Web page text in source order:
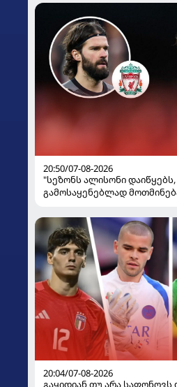
20:50/07-08-2026
"სეზონს ალისონი
გამოსაყენებლად
ყოფილმა მეკარემ
20:04/07-08-2026
გაყიდიან თუ არა საფონოვს